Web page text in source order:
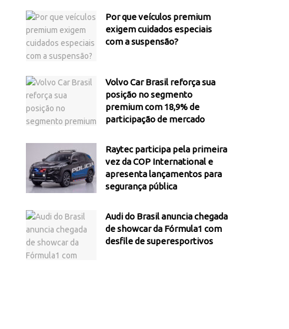
Por que veículos premium
exigem cuidados especiais
com a suspensão?
Volvo Car Brasil reforça sua
posição no segmento
premium com 18,9% de
participação de mercado
Raytec participa pela primeira
vez da COP International e
apresenta lançamentos para
segurança pública
Audi do Brasil anuncia chegada
de showcar da Fórmula1 com
desfile de superesportivos